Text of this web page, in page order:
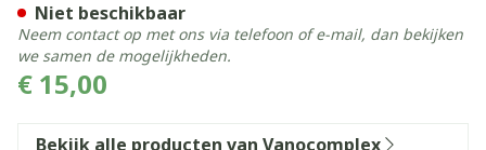
€ 15,00
Niet beschikbaar
Neem contact op met ons via telefoon of e-mail, dan bekijken
we samen de mogelijkheden.
Bekijk alle producten van Vanocomplex